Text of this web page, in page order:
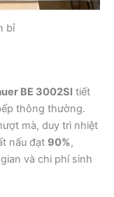
bỉ
BE 3002SI tiết
thông thường.
mà, duy trì nhiệt
nấu đạt 90%,
và chi phí sinh